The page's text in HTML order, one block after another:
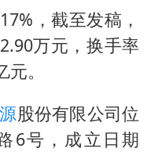
床位“三连降”
五粮液渠道价一箱上涨近百元
贵州轮胎子公司获美国退税8136万
郑国霖回应去景区上班被保安拦下
，截至发稿，
万元，换手率
。
股份有限公司位
6号，成立日期